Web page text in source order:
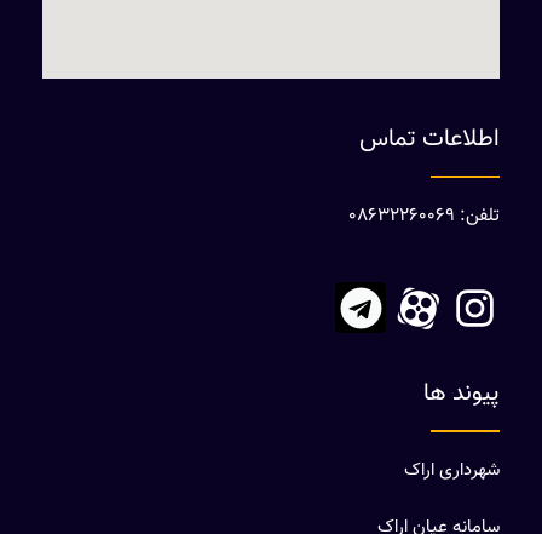
اطلاعات تماس
تلفن: 08632260069
پیوند ها
شهرداری اراک
سامانه عیان اراک